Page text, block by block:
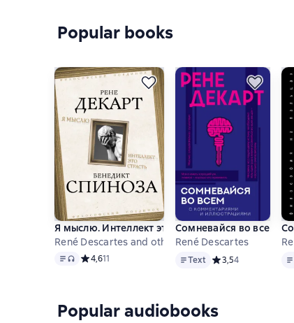
Popular books
Я мыслю. Интеллект это страсть
René Descartes and others
Text, audio format available
Средний рейтинг 4,6 на основе 11 оценок
4,611
Сомневайся во всем. С
René Descartes
TextText Средний рейтинг
3,54
Popular audiobooks